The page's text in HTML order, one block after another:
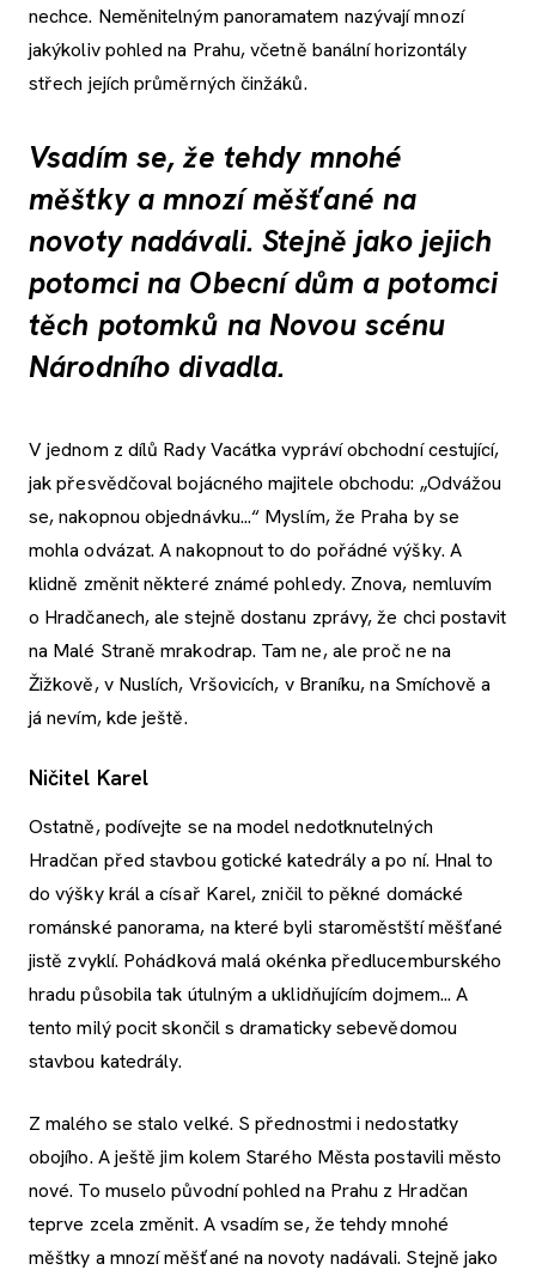
nechce. Neměnitelným panoramatem nazývají mnozí
jakýkoliv pohled na Prahu, včetně banální horizontály
střech jejích průměrných činžáků.
Vsadím se, že tehdy mnohé
měštky a mnozí měšťané na
novoty nadávali. Stejně jako jejich
potomci na Obecní dům a potomci
těch potomků na Novou scénu
Národního divadla.
V jednom z dílů Rady Vacátka vypráví obchodní cestující,
jak přesvědčoval bojácného majitele obchodu: „Odvážou
se, nakopnou objednávku...“ Myslím, že Praha by se
mohla odvázat. A nakopnout to do pořádné výšky. A
klidně změnit některé známé pohledy. Znova, nemluvím
o Hradčanech, ale stejně dostanu zprávy, že chci postavit
na Malé Straně mrakodrap. Tam ne, ale proč ne na
Žižkově, v Nuslích, Vršovicích, v Braníku, na Smíchově a
já nevím, kde ještě.
Ničitel Karel
Ostatně, podívejte se na model nedotknutelných
Hradčan před stavbou gotické katedrály a po ní. Hnal to
do výšky král a císař Karel, zničil to pěkné domácké
románské panorama, na které byli staroměstští měšťané
jistě zvyklí. Pohádková malá okénka předlucemburského
hradu působila tak útulným a uklidňujícím dojmem... A
tento milý pocit skončil s dramaticky sebevědomou
stavbou katedrály.
Z malého se stalo velké. S přednostmi i nedostatky
obojího. A ještě jim kolem Starého Města postavili město
nové. To muselo původní pohled na Prahu z Hradčan
teprve zcela změnit. A vsadím se, že tehdy mnohé
měštky a mnozí měšťané na novoty nadávali. Stejně jako